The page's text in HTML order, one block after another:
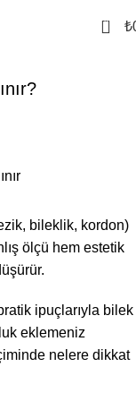
0 ₺
bileklik, kordon)
ölçü hem estetik
ipuçlarıyla bilek
eklemeniz
nelere dikkat